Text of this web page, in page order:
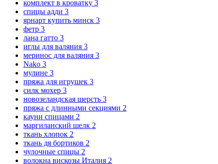
комплект в кроватку 3
спицы адди 3
ярнарт купить минск 3
фетр 3
лана гатто 3
иглы для валяния 3
меринос для валяния 3
Nako 3
мулине 3
пряжа для игрушек 3
силк мохер 3
новозеландская шерсть 3
пряжа с длинными секциями 2
кауни спицами 2
маргиланский шелк 2
ткань хлопок 2
ткань дя бортиков 2
чулочные спицы 2
волокна вискозы Италия 2